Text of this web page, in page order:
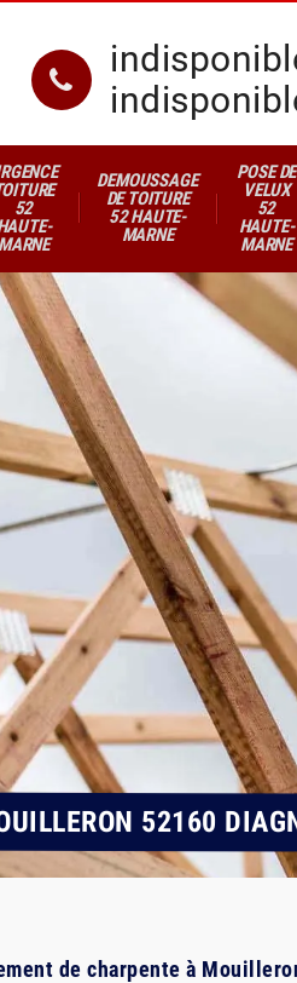
52
MARNE
DEMOUSSAGE
DE TOITURE
52 HAUTE-
MARNE
POSE DE
VELUX
52
HAUTE-
MARNE
52160
de charpente à